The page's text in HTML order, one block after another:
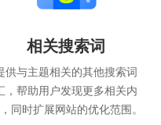
相关搜索词
供与主题相关的其他搜索词
，帮助用户发现更多相关内
同时扩展网站的优化范围。